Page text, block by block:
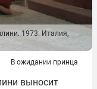
1973. Италия,
В ожидании принца
выносит